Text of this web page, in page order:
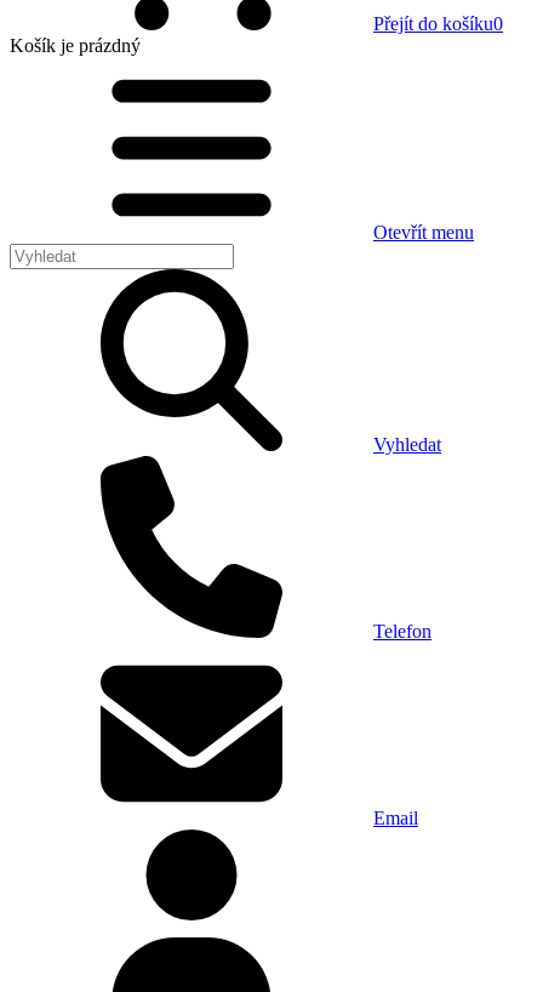
Přejít do košíku0
Košík je prázdný
Otevřít menu
Vyhledat
Telefon
Email